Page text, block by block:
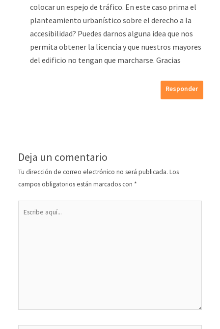
colocar un espejo de tráfico. En este caso prima el
planteamiento urbanístico sobre el derecho a la
accesibilidad? Puedes darnos alguna idea que nos
permita obtener la licencia y que nuestros mayores
del edificio no tengan que marcharse. Gracias
Responder
Deja un comentario
Tu dirección de correo electrónico no será publicada. Los
campos obligatorios están marcados con *